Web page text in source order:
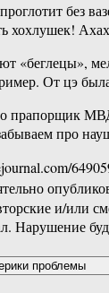
без
хохлушек!
«беглецы»,
От цэ
прапорщик
про
и/или
Нарушение